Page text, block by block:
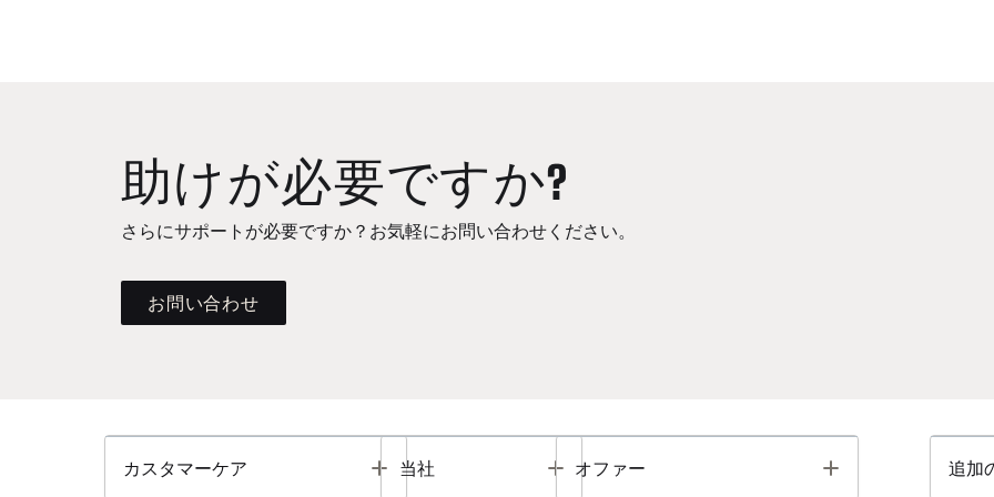
助けが必要ですか?
さらにサポートが必要ですか？お気軽にお問い合わせください。
お問い合わせ
カスタマーケア Toggle
当社 Toggle
オファー Toggle 追加